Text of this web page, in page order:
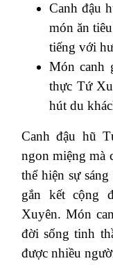
Canh đậu
món ăn
tiếng với
Món canh
thực Tứ
hút du
Canh đậu hũ
ngon miệng mà
thể hiện sự
gắn kết cộng
Xuyên. Món
đời sống tinh
được nhiều